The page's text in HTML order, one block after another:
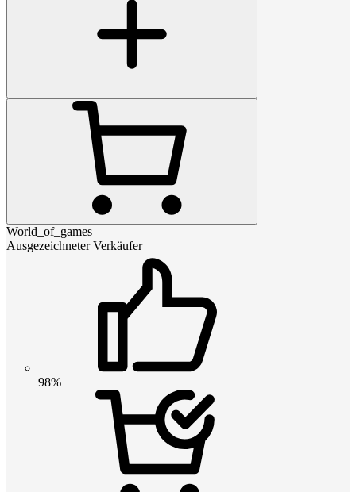
World_of_games
Ausgezeichneter Verkäufer
98%